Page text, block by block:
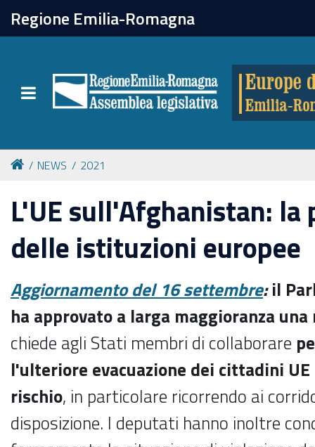
Regione Emilia-Romagna
Toggle navigation
chiudi
Attività
Formazione
Eventi
Tutte le notizie
Newsletter
NEWS 2021
L'UE sull'Afghanistan: la
delle istituzioni europee
Aggiornamento del 16 settembre: il
ha approvato a larga maggioranza
chiede agli Stati membri di collaborare
l'ulteriore evacuazione dei cittadini
rischio, in particolare ricorrendo ai
disposizione. I deputati hanno inoltre